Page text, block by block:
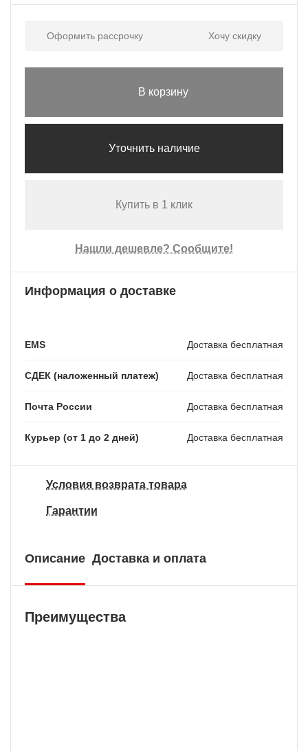
Оформить рассрочку Хочу скидку
В корзину
Уточнить наличие
Купить в 1 клик
Нашли дешевле? Сообщите!
Информация о доставке
EMS Доставка бесплатная
СДЕК (наложенный платеж) Доставка бесплатная
Почта России Доставка бесплатная
Курьер (от 1 до 2 дней) Доставка бесплатная
Условия возврата товара
Гарантии
Описание Доставка и оплата
Преимущества